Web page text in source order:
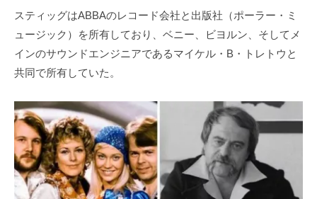
スティッグはABBAのレコード会社と出版社（ポーラー・ミ
ュージック）を所有しており、ベニー、ビヨルン、そしてメ
インのサウンドエンジニアであるマイケル・B・トレトウと
共同で所有していた。